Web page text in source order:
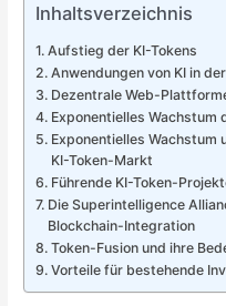
Inhaltsverzeichnis
Aufstieg der KI-Tokens
Anwendungen von KI in
Dezentrale Web-
Exponentielles Wachstum
Exponentielles Wachstum
KI-Token-Markt
Führende KI-Token-
Die Superintelligence
Blockchain-Integration
Token-Fusion und ihre
Vorteile für bestehende